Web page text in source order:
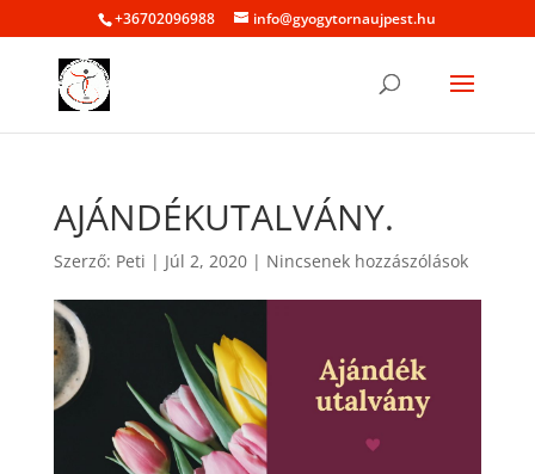
+36702096988 info@gyogytornaujpest.hu
AJÁNDÉKUTALVÁNY.
Szerző: Peti | Júl 2, 2020| Nincsenek hozzászólások